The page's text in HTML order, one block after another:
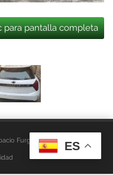
para pantalla completa
Furgo Aviso LegalES